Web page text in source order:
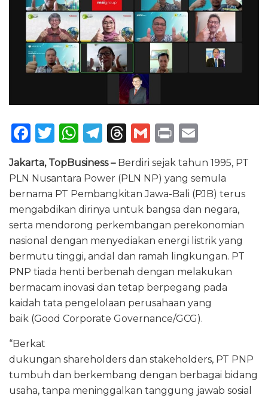
F
c
e
b
o
o
k
T
it
te
r
W
h
a
ts
A
p
p
T
e
g
ra
m
T
re
a
d
s
G
ai
l
P
n
t
ai
l
Jakarta, TopBusiness – Berdiri sejak tahun 1995, PT
PLN Nusantara Power (PLN NP) yang semula
bernama PT Pembangkitan Jawa-Bali (PJB) terus
mengabdikan dirinya untuk bangsa dan negara,
serta mendorong perkembangan perekonomian
nasional dengan menyediakan energi listrik yang
bermutu tinggi, andal dan ramah lingkungan. PT
PNP tiada henti berbenah dengan melakukan
bermacam inovasi dan tetap berpegang pada
kaidah tata pengelolaan perusahaan yang
baik (Good Corporate Governance/GCG).
“Berkat
dukungan shareholders dan stakeholders, PT PNP
tumbuh dan berkembang dengan berbagai bidang
usaha, tanpa meninggalkan tanggung jawab sosial